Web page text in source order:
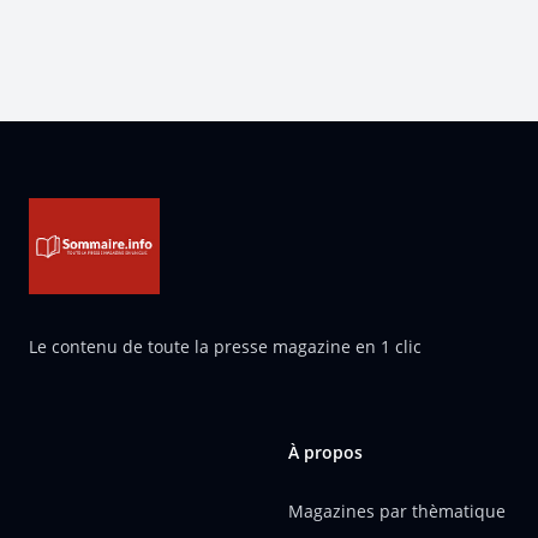
Le contenu de toute la presse magazine en 1 clic
À propos
Magazines par thèmatique